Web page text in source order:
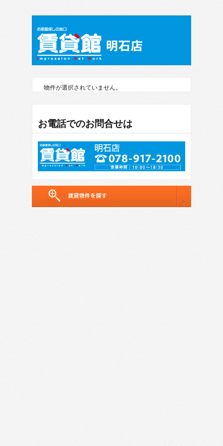
物件が選択されていません。
お電話でのお問合せは